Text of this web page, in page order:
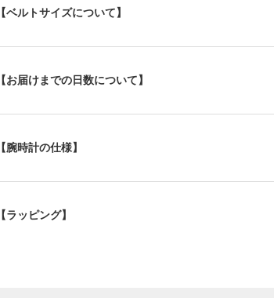
【ベルトサイズについて】
【お届けまでの日数について】
【腕時計の仕様】
【ラッピング】